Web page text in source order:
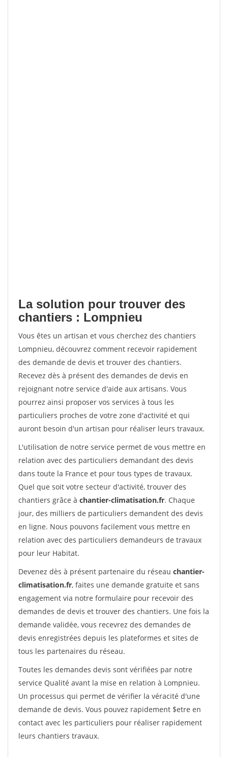
La solution pour trouver des
chantiers : Lompnieu
Vous êtes un artisan et vous cherchez des chantiers
Lompnieu, découvrez comment recevoir rapidement
des demande de devis et trouver des chantiers.
Recevez dès à présent des demandes de devis en
rejoignant notre service d'aide aux artisans. Vous
pourrez ainsi proposer vos services à tous les
particuliers proches de votre zone d'activité et qui
auront besoin d'un artisan pour réaliser leurs travaux.
L'utilisation de notre service permet de vous mettre en
relation avec des particuliers demandant des devis
dans toute la France et pour tous types de travaux.
Quel que soit votre secteur d'activité, trouver des
chantiers grâce à chantier-climatisation.fr. Chaque
jour, des milliers de particuliers demandent des devis
en ligne. Nous pouvons facilement vous mettre en
relation avec des particuliers demandeurs de travaux
pour leur Habitat.
Devenez dès à présent partenaire du réseau chantier-
climatisation.fr, faites une demande gratuite et sans
engagement via notre formulaire pour recevoir des
demandes de devis et trouver des chantiers. Une fois la
demande validée, vous recevrez des demandes de
devis enregistrées depuis les plateformes et sites de
tous les partenaires du réseau.
Toutes les demandes devis sont vérifiées par notre
service Qualité avant la mise en relation à Lompnieu.
Un processus qui permet de vérifier la véracité d'une
demande de devis. Vous pouvez rapidement $etre en
contact avec les particuliers pour réaliser rapidement
leurs chantiers travaux.